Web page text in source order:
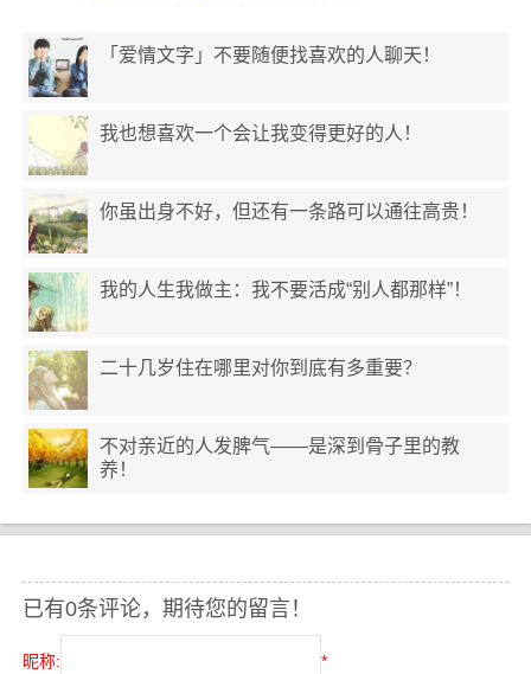
「爱情文字」不要随便找喜欢的人聊天！
我也想喜欢一个会让我变得更好的人！
你虽出身不好，但还有一条路可以通往高贵！
我的人生我做主：我不要活成“别人都那样”！
二十几岁住在哪里对你到底有多重要？
不对亲近的人发脾气——是深到骨子里的教
养！
已有0条评论，期待您的留言！
昵称: *